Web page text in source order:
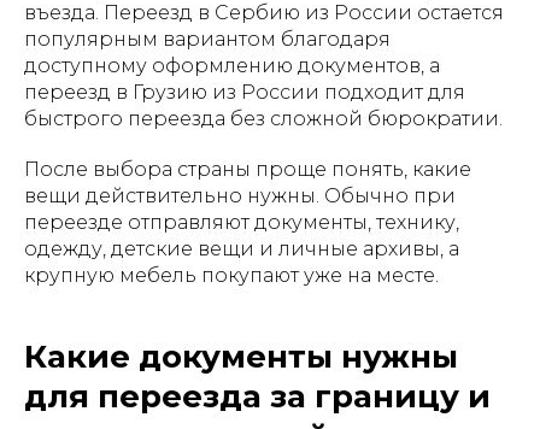
въезда. Переезд в Сербию из России остается
популярным вариантом благодаря
доступному оформлению документов, а
переезд в Грузию из России подходит для
быстрого переезда без сложной бюрократии.
После выбора страны проще понять, какие
вещи действительно нужны. Обычно при
переезде отправляют документы, технику,
одежду, детские вещи и личные архивы, а
крупную мебель покупают уже на месте.
Какие документы нужны
для переезда за границу и